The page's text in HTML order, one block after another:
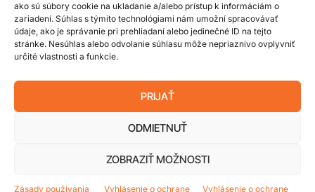
ako sú súbory cookie na ukladanie a/alebo prístup k informáciám o
zariadení. Súhlas s týmito technológiami nám umožní spracovávať
údaje, ako je správanie pri prehliadaní alebo jedinečné ID na tejto
stránke. Nesúhlas alebo odvolanie súhlasu môže nepriaznivo ovplyvniť
určité vlastnosti a funkcie.
PRIJAŤ
ODMIETNUŤ
ZOBRAZIŤ MOŽNOSTI
Zásady používania Vyhlásenie o ochrane Vyhlásenie o ochrane